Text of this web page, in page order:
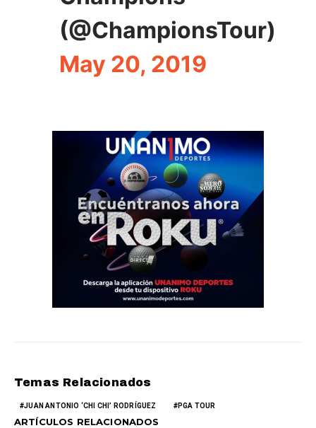
(@ChampionsTour)
May 20, 2019
Temas Relacionados
JUAN ANTONIO ‘CHI CHI’ RODRÍGUEZ PGA TOUR
ARTÍCULOS RELACIONADOS